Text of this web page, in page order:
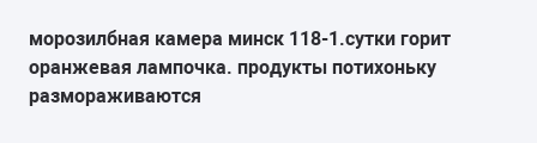
морозилбная камера минск 118-1.сутки горит
оранжевая лампочка. продукты потихоньку
размораживаются